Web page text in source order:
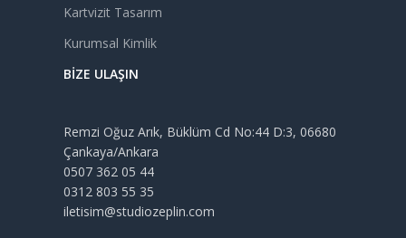
Kartvizit Tasarım
Kurumsal Kimlik
BIZE ULAŞIN
Remzi Oğuz Arık, Büklüm Cd No:44 D:3, 06680
Çankaya/Ankara
0507 362 05 44
0312 803 55 35
iletisim@studiozeplin.com